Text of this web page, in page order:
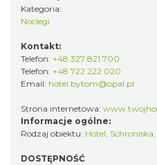
Kategoria:
Noclegi
Kontakt:
Telefon: +48 327 821 700
Telefon: +48 722 222 020
Email: hotel.bytom@opal.pl
Strona internetowa:
Informacje ogólne:
Rodzaj obiektu: Hotel,
DOSTĘPNOŚĆ